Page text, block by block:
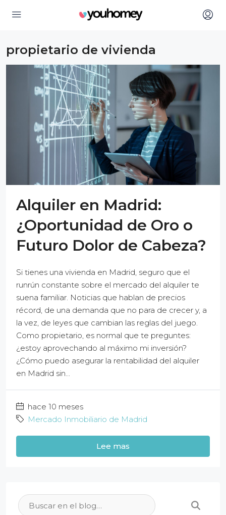
propietario de vivienda
Alquiler en Madrid:
¿Oportunidad de Oro o
Futuro Dolor de Cabeza?
Si tienes una vivienda en Madrid, seguro que el
runrún constante sobre el mercado del alquiler te
suena familiar. Noticias que hablan de precios
récord, de una demanda que no para de crecer y, a
la vez, de leyes que cambian las reglas del juego.
Como propietario, es normal que te preguntes:
¿estoy aprovechando al máximo mi inversión?
¿Cómo puedo asegurar la rentabilidad del alquiler
en Madrid sin...
hace 10 meses
Mercado Inmobiliario de Madrid
Lee mas